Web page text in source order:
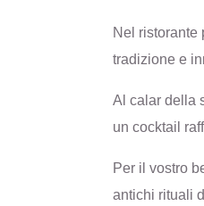
Nel ristorante
tradizione e
Al calar della
un cocktail
Per il vostro
antichi rituali